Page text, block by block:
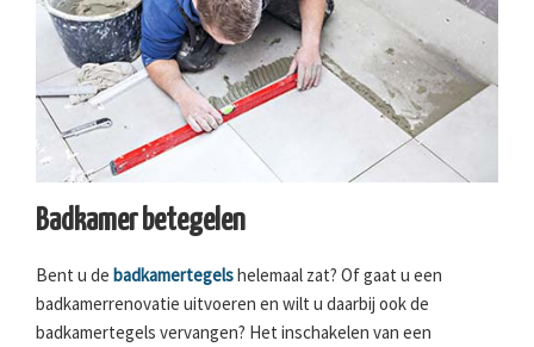
Badkamer betegelen
Bent u de badkamertegelshelemaal zat? Of gaat u een
badkamerrenovatie uitvoeren en wilt u daarbij ook de
badkamertegels vervangen? Het inschakelen van een